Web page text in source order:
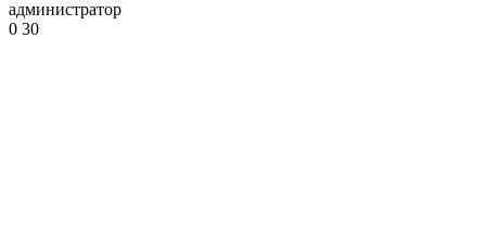
администратор
0 30